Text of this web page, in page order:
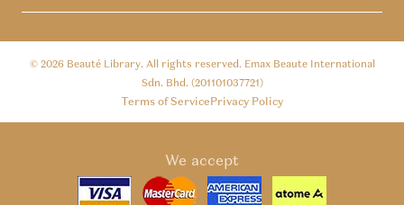
© 2026 Beauté Library. All rights reserved. Emax Beaute International
Sdn. Bhd. (201101037721)
Terms of ServicePrivacy Policy
We accept